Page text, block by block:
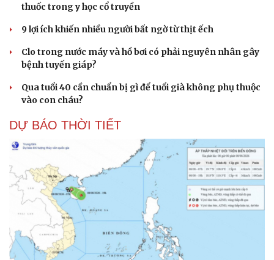
thuốc trong y học cổ truyền
9 lợi ích khiến nhiều người bất ngờ từ thịt ếch
Clo trong nước máy và hồ bơi có phải nguyên nhân gây
bệnh tuyến giáp?
Qua tuổi 40 cần chuẩn bị gì để tuổi già không phụ thuộc
vào con cháu?
DỰ BÁO THỜI TIẾT